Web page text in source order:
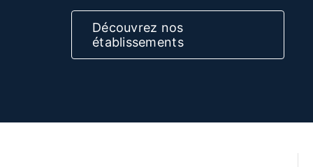
Découvrez nos
établissements